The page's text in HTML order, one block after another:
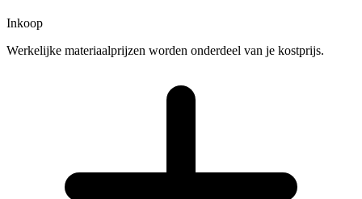
Inkoop
Werkelijke materiaalprijzen worden onderdeel van je kostprijs.